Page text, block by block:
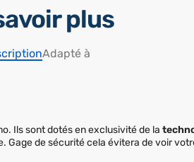
plus
Adapté à
Ils sont dotés en exclusivité de la
de sécurité cela évitera de voir